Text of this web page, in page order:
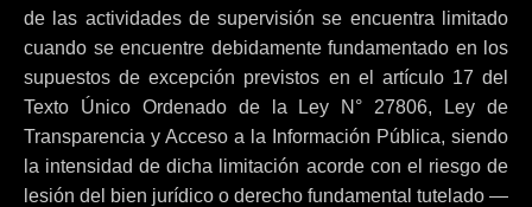
de las actividades de supervisión se encuentra limitado
cuando se encuentre debidamente fundamentado en los
supuestos de excepción previstos en el artículo 17 del
Texto Único Ordenado de la Ley N° 27806, Ley de
Transparencia y Acceso a la Información Pública, siendo
la intensidad de dicha limitación acorde con el riesgo de
lesión del bien jurídico o derecho fundamental tutelado —